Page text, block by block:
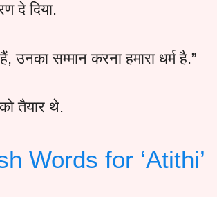
दे दिया.
उनका सम्मान करना हमारा धर्म है.”
तैयार थे.
Words for ‘Atithi’